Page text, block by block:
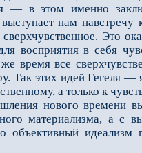
в этом именно
нам
Это
восприятия в себя
время все
Так этих идей Гегеля
а только к
нового времени
материализма, а с
объективный идеализм